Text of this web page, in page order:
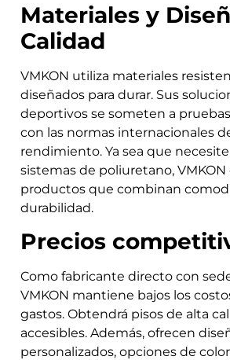
Materiales y
Calidad
VMKON utiliza materiales
diseñados para durar. Sus
deportivos se someten a
con las normas internacionales
rendimiento. Ya sea que
sistemas de poliuretano, VMKON
productos que combinan
durabilidad.
Precios
Como fabricante directo con
VMKON mantiene bajos los
gastos. Obtendrá pisos de alta
accesibles. Además, ofrecen
personalizados, opciones de